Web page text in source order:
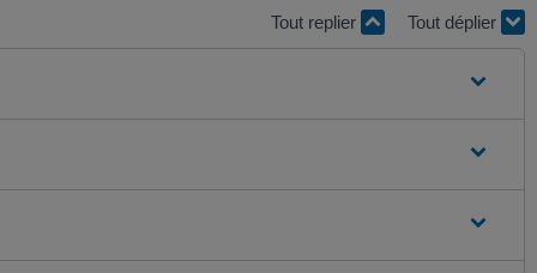
Tout replier Tout déplier